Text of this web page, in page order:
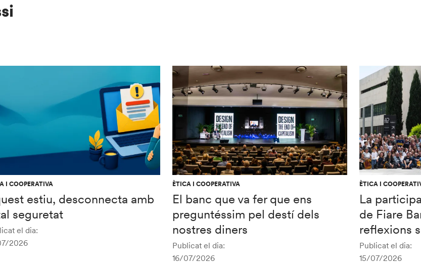
I COOPERATIVA
estiu, desconnecta amb
seguretat
el dia:
2026
ÈTICA I COOPERATIVA
El banc que va fer que ens
preguntéssim pel destí dels
nostres diners
Publicat el dia:
16/07/2026
ÈTICA I
La
de Fiare
reflexions
Publicat el dia:
15/07/2026